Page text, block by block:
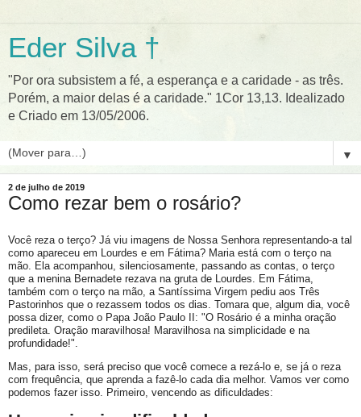
Eder Silva †
"Por ora subsistem a fé, a esperança e a caridade - as três.
Porém, a maior delas é a caridade." 1Cor 13,13. Idealizado
e Criado em 13/05/2006.
▼
2 de julho de 2019
Como rezar bem o rosário?
Você reza o terço? Já viu imagens de Nossa Senhora representando-a tal
como apareceu em Lourdes e em Fátima? Maria está com o terço na
mão. Ela acompanhou, silenciosamente, passando as contas, o terço
que a menina Bernadete rezava na gruta de Lourdes. Em Fátima,
também com o terço na mão, a Santíssima Virgem pediu aos Três
Pastorinhos que o rezassem todos os dias. Tomara que, algum dia, você
possa dizer, como o Papa João Paulo II: "O Rosário é a minha oração
predileta. Oração maravilhosa! Maravilhosa na simplicidade e na
profundidade!".
Mas, para isso, será preciso que você comece a rezá-lo e, se já o reza
com frequência, que aprenda a fazê-lo cada dia melhor. Vamos ver como
podemos fazer isso. Primeiro, vencendo as dificuldades: